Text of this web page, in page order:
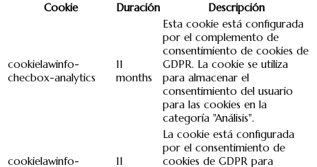
Cookie
Duración Descripción
cookielawinfo-
checbox-analytics
11
months
Esta cookie está configurada
por el complemento de
consentimiento de cookies de
GDPR. La cookie se utiliza
para almacenar el
consentimiento del usuario
para las cookies en la
categoría "Análisis".
cookielawinfo-
11
La cookie está configurada
por el consentimiento de
cookies de GDPR para